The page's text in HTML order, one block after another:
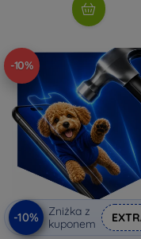
-10%
-10%
Zniżka z
kuponem